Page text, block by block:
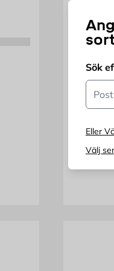
Sök
Eller
Välj
WATT
Watt
Finns i